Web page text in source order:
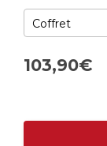
103,90€